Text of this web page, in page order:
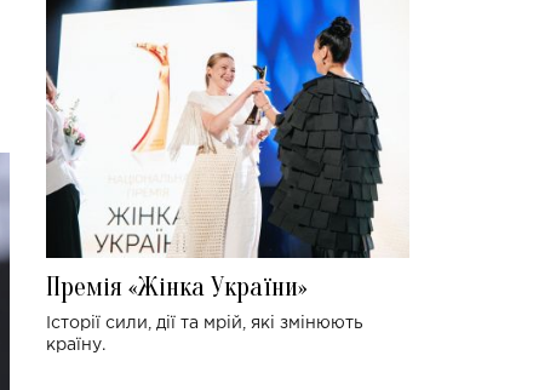
Премія «Жінка України»
Історії сили, дії та мрій, які змінюють
країну.